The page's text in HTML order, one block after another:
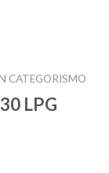
CATEGORISMO
LPG